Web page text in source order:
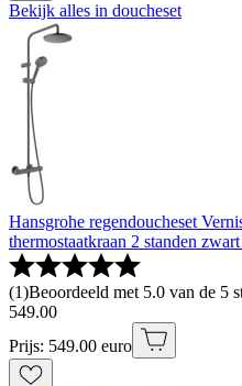
Bekijk alles in doucheset
Hansgrohe regendoucheset
thermostaatkraan 2 standen
(1)Beoordeeld met 5.0 van de 5
549.00
Prijs: 549.00 euro